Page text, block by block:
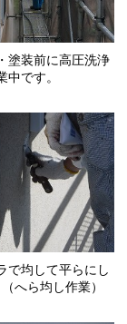
装前に高圧洗浄
中です。
で均して平らにし
へら均し作業）